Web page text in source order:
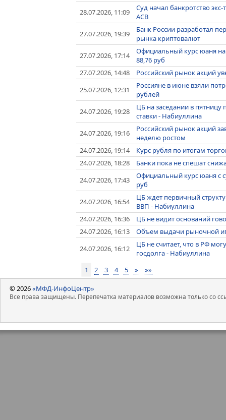
28.07.2026, 11:09
Суд начал банкротство
АСВ
27.07.2026, 19:39
Банк России разработал
рынка криптовалют
27.07.2026, 17:14
Официальный курс юаня на
88,76 руб
27.07.2026, 14:48
Российский рынок акций
25.07.2026, 12:31
Россияне в июне взяли
рублей
24.07.2026, 19:28
ЦБ на заседании в пятницу
ставки - Набиуллина
24.07.2026, 19:16
Российский рынок акций
неделю ростом
24.07.2026, 19:14
Курс рубля по итогам
24.07.2026, 18:28
Банки пока не спешат
24.07.2026, 17:43
Официальный курс юаня с
руб
24.07.2026, 16:54
ЦБ ждет первичный
ВВП - Набиуллина
24.07.2026, 16:36
ЦБ не видит оснований
24.07.2026, 16:13
Объем выдачи рыночной
24.07.2026, 16:12
ЦБ не считает, что в РФ
госдолга - Набиуллина
1
2 3 4 5 » »»
© 2026«МФД-ИнфоЦентр»
Все права защищены. Перепечатка материалов возможна только со